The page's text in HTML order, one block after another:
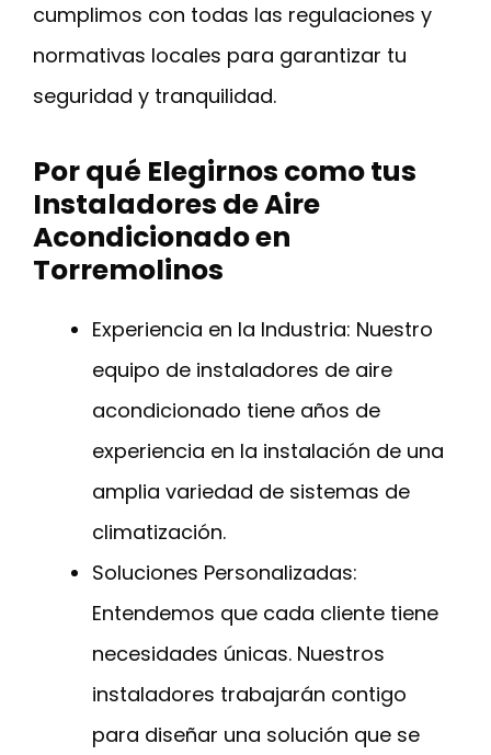
cumplimos con todas las regulaciones y
normativas locales para garantizar tu
seguridad y tranquilidad.
Por qué Elegirnos como tus
Instaladores de Aire
Acondicionado en
Torremolinos
Experiencia en la Industria: Nuestro
equipo de instaladores de aire
acondicionado tiene años de
experiencia en la instalación de una
amplia variedad de sistemas de
climatización.
Soluciones Personalizadas:
Entendemos que cada cliente tiene
necesidades únicas. Nuestros
instaladores trabajarán contigo
para diseñar una solución que se